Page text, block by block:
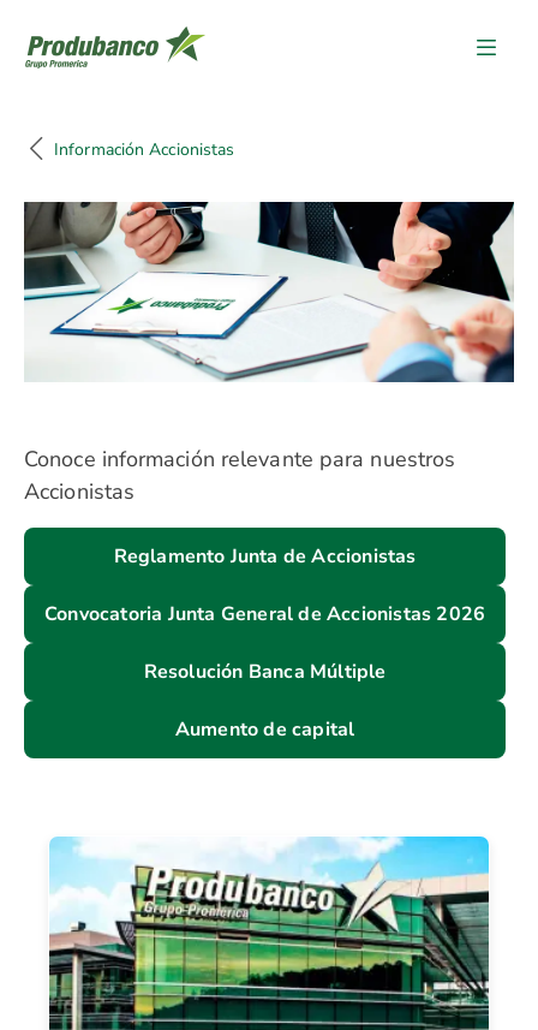
Información Accionistas
Información Accionistas
Conoce información relevante para nuestros
Accionistas
Reglamento Junta de Accionistas
Convocatoria Junta General de Accionistas 2026
Resolución Banca Múltiple
Aumento de capital